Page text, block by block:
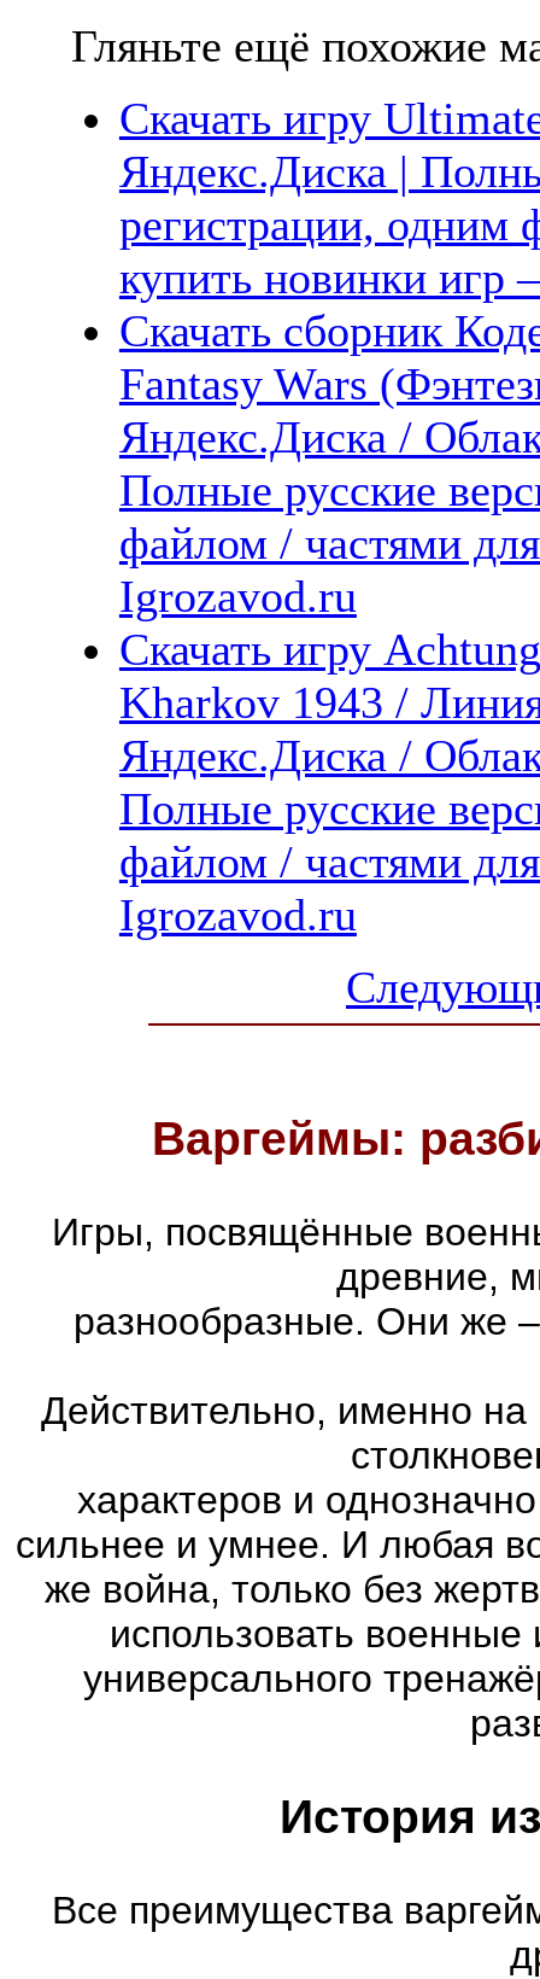
Гляньте ещё похожие
Скачать игру
Яндекс.Диска |
регистрации, одним
купить новинки
Скачать сборник
Fantasy Wars
Яндекс.Диска /
Полные русские
файлом / частями
Igrozavod.ru
Скачать игру
Kharkov 1943 /
Яндекс.Диска /
Полные русские
файлом / частями
Igrozavod.ru
Варгеймы:
Игры, посвящённые
древние,
разнообразные. Они же
Действительно, именно
характеров и
сильнее и умнее. И любая
же война, только без
использовать
универсального
История
Все преимущества